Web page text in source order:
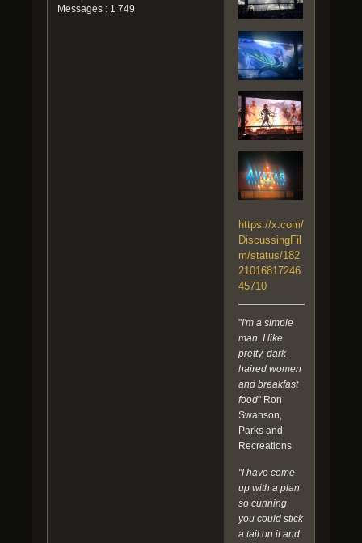
Messages : 1 749
https://x.com/
DiscussingFil
m/status/182
21016817246
45710
"I'm a simple
man. I like
pretty, dark-
haired women
and breakfast
food" Ron
Swanson,
Parks and
Recreations
"I have come
up with a plan
so cunning
you could stick
a tail on it and